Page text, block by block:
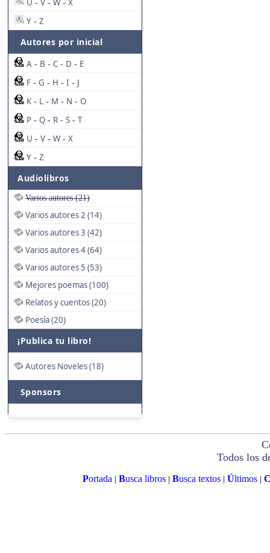
U - V - W - X
Y - Z
Autores por inicial
A - B - C - D - E
F - G - H - I - J
K - L - M - N - O
P - Q - R - S - T
U - V - W - X
Y - Z
Audiolibros
Varios autores (21)
Varios autores 2 (14)
Varios autores 3 (42)
Varios autores 4 (64)
Varios autores 5 (53)
Mejores poemas (100)
Relatos y cuentos (20)
Poesía (20)
¡Publica tu libro!
Autores Noveles (18)
Sponsors
Todos los
Portada| Busca libros| Busca textos| Últimos|